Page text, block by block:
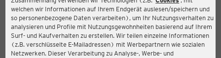
welchen wir Informationen auf Ihrem Endgerät auslesen/speichern und
so personenbezogene Daten verarbeiten), um Ihr Nutzungsverhalten zu
analysieren und Profile mit Nutzungsgewohnheiten basierend auf Ihrem
Surf- und Kaufverhalten zu erstellen. Wir teilen einzelne Informationen
(z.B. verschlüsselte E-Mailadressen) mit Werbepartnern wie sozialen
Netzwerken. Dieser Verarbeitung zu Analyse-, Werbe- und
ERNSTING'S FAMILY FILIALE
Am Graf-de-Chardonnet-Platz 7
65451 Kelsterbach
4,5
Bewertung: